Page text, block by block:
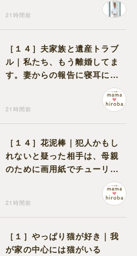
21時間前
［１４］夫家族と遺産トラブ
ル｜私たち、もう離婚してま
す。妻からの報告に寝耳に水
21時間前
［１４］花泥棒｜犯人かもし
れないと疑った相手は、母親
のために画用紙でチューリッ
プを作っていただけだった
21時間前
［１］やっぱり猫が好き｜我
が家の中心には猫がいる